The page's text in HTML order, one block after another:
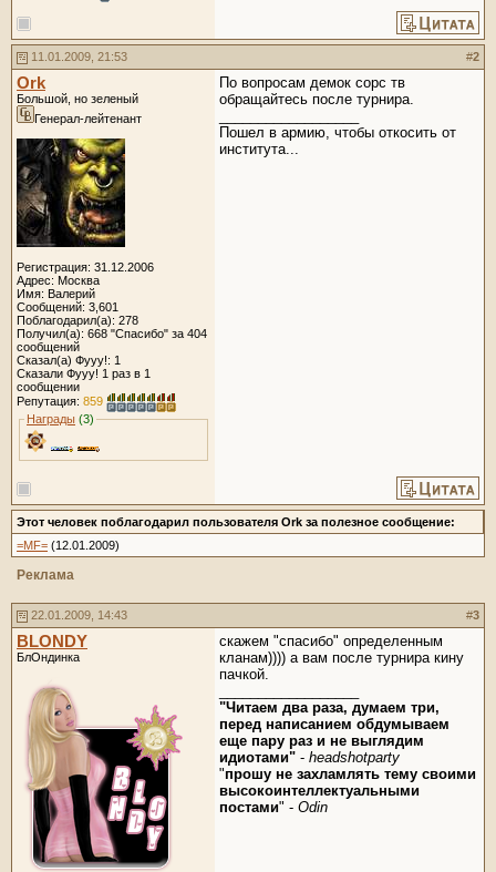
11.01.2009, 21:53 #2
Ork
Большой, но зеленый
Генерал-лейтенант
Регистрация: 31.12.2006
Адрес: Москва
Имя: Валерий
Сообщений: 3,601
Поблагодарил(а): 278
Получил(а): 668 "Спасибо" за 404
сообщений
Сказал(а) Фууу!: 1
Сказали Фууу! 1 раз в 1
сообщении
Репутация: 859
Награды (3)
По вопросам демок сорс тв
обращайтесь после турнира.
Пошел в армию, чтобы откосить от
института...
Этот человек поблагодарил пользователя Ork за полезное сообщение:
=MF= (12.01.2009)
Реклама
22.01.2009, 14:43 #3
BLONDY
БлОндинка
скажем "спасибо" определенным
кланам)))) а вам после турнира кину
пачкой.
"Читаем два раза, думаем три,
перед написанием обдумываем
еще пару раз и не выглядим
идиотами" - headshotparty
"прошу не захламлять тему своими
высокоинтеллектуальными
постами" - Odin